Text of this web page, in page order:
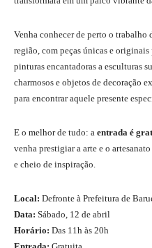
Venha conhecer de perto o trabalho
região, com peças únicas e
pinturas encantadoras a esculturas
charmosos e objetos de decoração
para encontrar aquele presente
E o melhor de tudo: a entrada é
venha prestigiar a arte e o
e cheio de inspiração.
Local: Defronte à Prefeitura de
Data: Sábado, 12 de abril
Horário: Das 11h às 20h